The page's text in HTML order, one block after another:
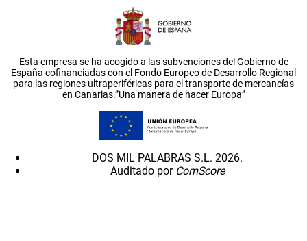
Esta empresa se ha acogido a las subvenciones del Gobierno de
España cofinanciadas con el Fondo Europeo de Desarrollo Regional
para las regiones ultraperiféricas para el transporte de mercancías
en Canarias.”Una manera de hacer Europa”
DOS MIL PALABRAS S.L. 2026.
Auditado por ComScore